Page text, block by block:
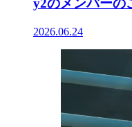
y2のメンバーの
2026.06.24